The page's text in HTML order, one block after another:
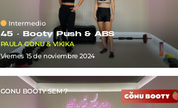
Intermedio
45 · Booty Push & ABS
PAULA GONU & VIKIKA
viernes 15de noviembre 2024
GONU BOOTY SEM 7